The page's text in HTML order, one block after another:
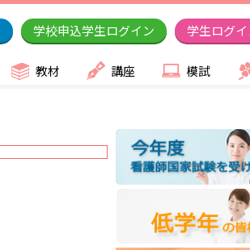
学校申込学生ログイン 学生ログ
教材 講座 模試